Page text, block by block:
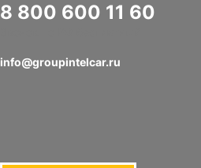
8 800 600 11 60
info@groupintelcar.ru